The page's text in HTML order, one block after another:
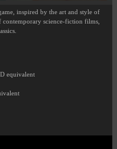
inspired by the art and style of
contemporary science-fiction films,
equivalent